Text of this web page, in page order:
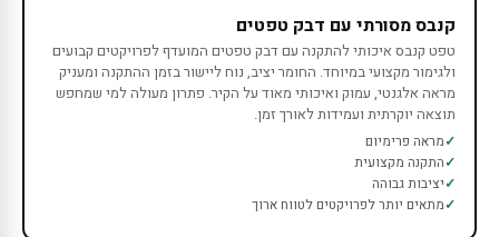
קנבס מסורתי עם דבק טפטים
טפט קנבס איכותי להתקנה עם דבק טפטים המועדף לפרויקטים קבועים
ולגימור מקצועי במיוחד. החומר יציב, נוח ליישור בזמן ההתקנה ומעניק
מראה אלגנטי, עמוק ואיכותי מאוד על הקיר. פתרון מעולה למי שמחפש
תוצאה יוקרתית ועמידות לאורך זמן.
מראה פרימיום
התקנה מקצועית
יציבות גבוהה
מתאים יותר לפרויקטים לטווח ארוך